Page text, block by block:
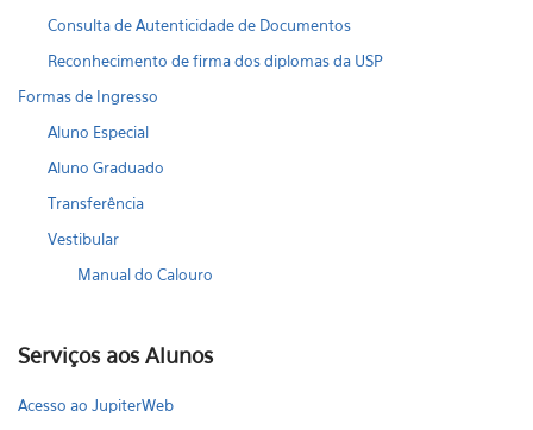
Consulta de Autenticidade de Documentos
Reconhecimento de firma dos diplomas da USP
Formas de Ingresso
Aluno Especial
Aluno Graduado
Transferência
Vestibular
Manual do Calouro
Serviços aos Alunos
Acesso ao JupiterWeb